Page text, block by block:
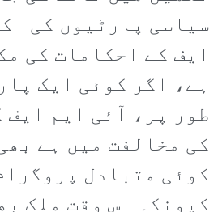
سیاسی پارٹیوں کی
ایف کے احکامات کی
ہے، اگر کوئی ایک
طور پر، آئی ایم
کی مخالفت میں ہے
کوئی متبادل